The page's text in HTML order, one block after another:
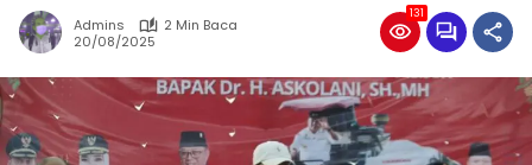
Admins
2 Min Baca
20/08/2025
131